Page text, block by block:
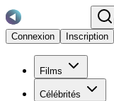
Connexion
Inscription
Films
Célébrités